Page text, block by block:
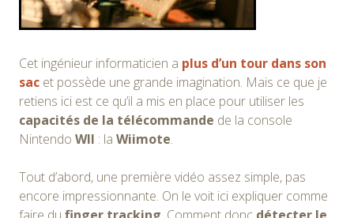
Cet ingénieur informaticien a plus d’un tour dans son
sac et possède une grande imagination. Mais ce que je
retiens ici est ce qu’il a mis en place pour utiliser les
capacités de la télécommande de la console
Nintendo WII : la Wiimote.
Tout d’abord, une première vidéo assez simple, pas
encore impressionnante. On le voit ici expliquer comme